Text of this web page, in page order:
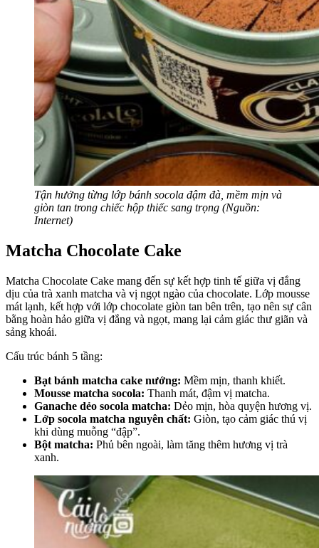
Tận hưởng từng lớp bánh socola đậm đà, mềm mịn và
giòn tan trong chiếc hộp thiếc sang trọng (Nguồn:
Internet)
Matcha Chocolate Cake
Matcha Chocolate Cake mang đến sự kết hợp tinh tế giữa vị đắng
dịu của trà xanh matcha và vị ngọt ngào của chocolate. Lớp mousse
mát lạnh, kết hợp với lớp chocolate giòn tan bên trên, tạo nên sự cân
bằng hoàn hảo giữa vị đắng và ngọt, mang lại cảm giác thư giãn và
sảng khoái.
Cấu trúc bánh 5 tầng:
Bạt bánh matcha cake nướng: Mềm mịn, thanh khiết.
Mousse matcha socola: Thanh mát, đậm vị matcha.
Ganache dẻo socola matcha: Dẻo mịn, hòa quyện hương vị.
Lớp socola matcha nguyên chất: Giòn, tạo cảm giác thú vị
khi dùng muỗng “đập”.
Bột matcha: Phủ bên ngoài, làm tăng thêm hương vị trà
xanh.